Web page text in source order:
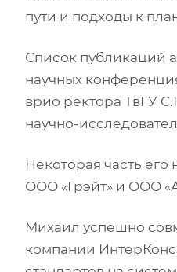
пути и подходы к
Список публикаций
научных
врио ректора ТвГУ
научно-
Некоторая часть
ООО «Грэйт» и ООО
Михаил успешно
компании